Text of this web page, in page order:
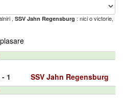
, SSV Jahn Regensburg : nici o victorie,
1 SSV Jahn Regensburg